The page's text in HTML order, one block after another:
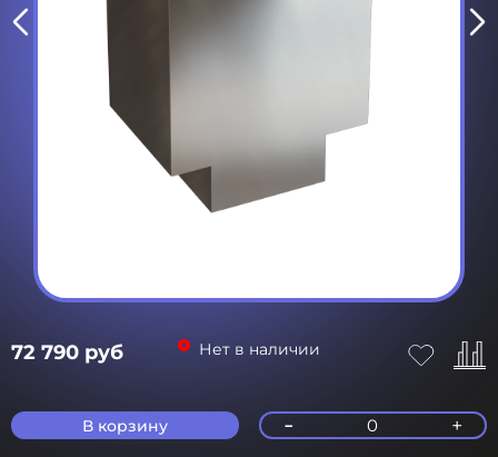
72 790 руб Нет в наличии
В корзину - 0 +